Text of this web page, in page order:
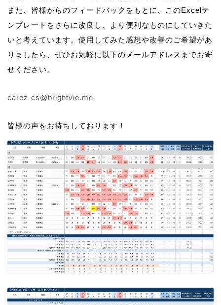
また、皆様からのフィードバックをもとに、このExcelテ
ンプレートをさらに改良し、より便利なものにしていきた
いと考えています。使用してみた感想や改善のご希望があ
りましたら、ぜひお気軽に以下のメールアドレスまでお寄
せください。
carez-cs@brightvie.me
皆様の声をお待ちしております！